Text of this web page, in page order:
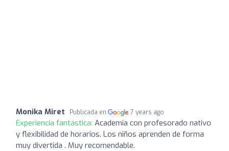
Monika Miret Publicada en 7 years ago
Experiencia fantástica: Academia con profesorado nativo
y flexibilidad de horarios. Los niños aprenden de forma
muy divertida . Muy recomendable.